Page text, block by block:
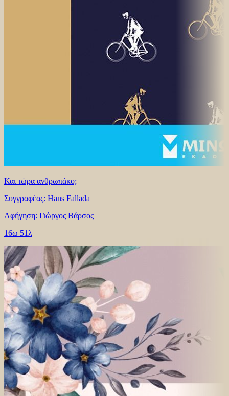
Και τώρα ανθρωπάκο;
Συγγραφέας: Hans Fallada
Αφήγηση: Γιώργος Βάρσος
16ω 51λ